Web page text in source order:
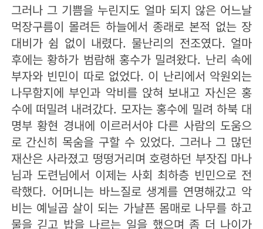
그러나 그 기쁨을 누린지도 얼마 되지 않은 어느날
먹장구름이 몰려든 하늘에서 종래로 본적 없는 장
대비가 쉼 없이 내렸다. 물난리의 전조였다. 얼마
후에는 황하가 범람해 홍수가 밀려왔다. 난리 속에
부자와 빈민이 따로 없었다. 이 난리에서 악원외는
나무함지에 부인과 악비를 앉혀 보내고 자신은 홍
수에 떠밀려 내려갔다. 모자는 홍수에 밀려 하북 대
명부 황현 경내에 이르러서야 다른 사람의 도움으
로 간신히 목숨을 구할 수 있었다. 그러나 그 많던
재산은 사라졌고 떵떵거리며 호령하던 부잣집 마나
님과 도련님에서 이제는 사회 최하층 빈민으로 전
락했다. 어머니는 바느질로 생계를 연명해갔고 악
비는 예닐곱 살이 되는 가냘픈 몸매로 나무를 하고
물을 긷고 밥을 나르는 일을 했으며 좀 더 나이가